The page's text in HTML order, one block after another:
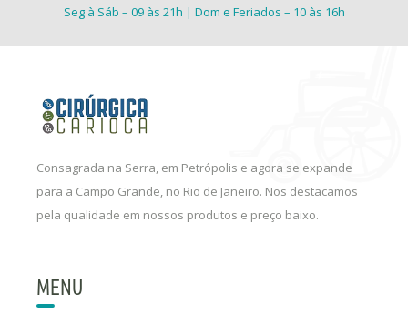
Seg à Sáb – 09 às 21h | Dom e Feriados – 10 às 16h
Consagrada na Serra, em Petrópolis e agora se expande
para a Campo Grande, no Rio de Janeiro. Nos destacamos
pela qualidade em nossos produtos e preço baixo.
MENU